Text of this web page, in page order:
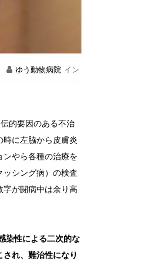
ゆう動物病院 イン
的要因のある不治
に左脇から皮膚炎
やら各種の治療を
シング病）の検査
が闘病中は余り高
染性による二次的な
れ、難治性になり